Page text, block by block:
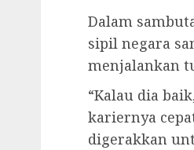
Dalam
sipil negara
menjalankan
“Kalau dia
kariernya
digerakkan